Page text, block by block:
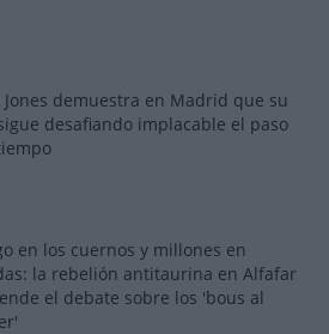
Jones demuestra en Madrid que su
desafiando implacable el paso
en los cuernos y millones en
la rebelión antitaurina en Alfafar
el debate sobre los 'bous al